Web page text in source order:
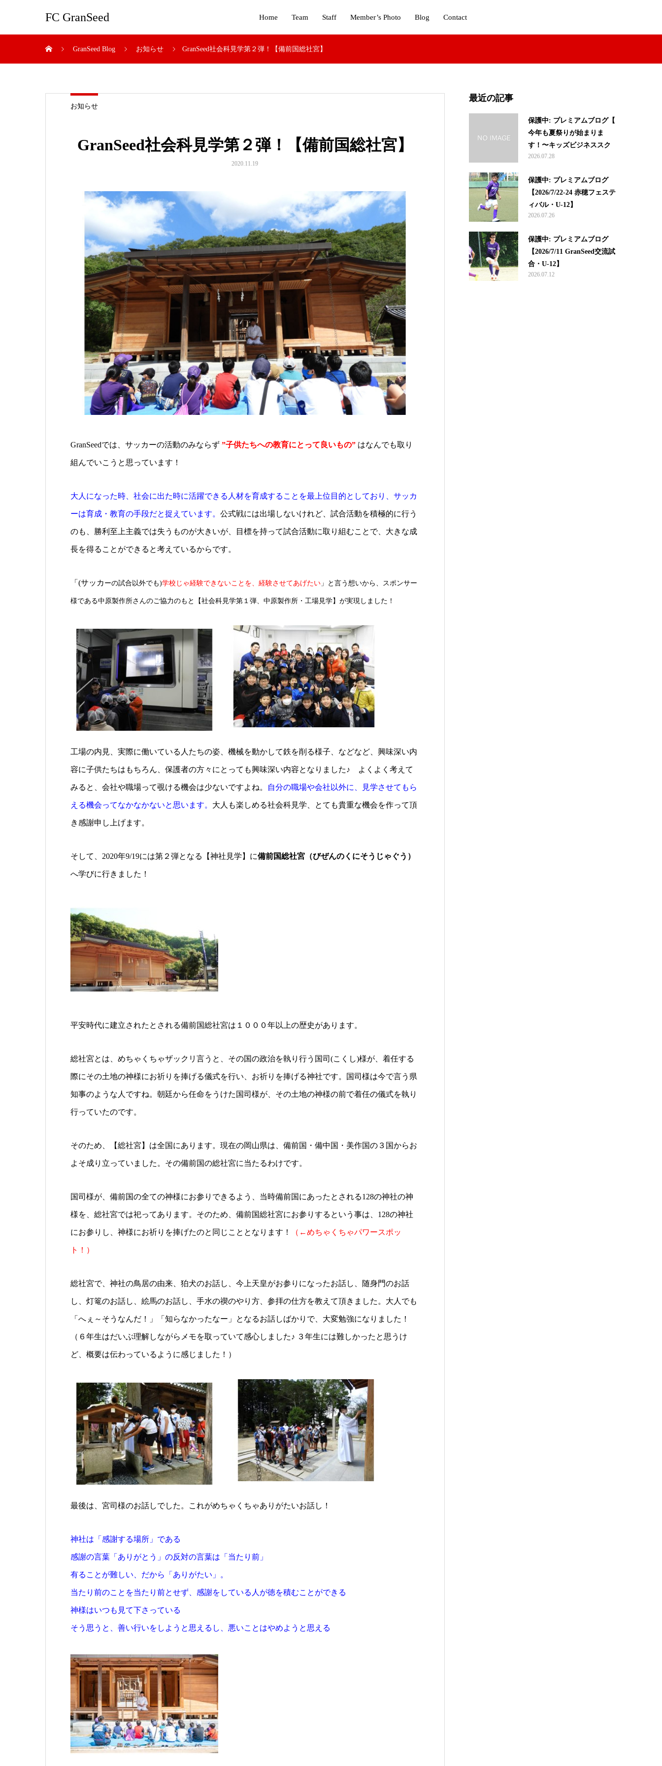
FC GranSeed Home Team Staff Member’s Photo Blog Contact
GranSeed Blog お知らせ GranSeed社会科見学第２弾！【備前国総社宮】
お知らせ
GranSeed社会科見学第２弾！【備前国総社宮】
2020.11.19
GranSeedでは、サッカーの活動のみならず ”子供たちへの教育にとって良いもの” はなんでも取り
組んでいこうと思っています！
大人になった時、社会に出た時に活躍できる人材を育成することを最上位目的としており、サッカ
ーは育成・教育の手段だと捉えています。 公式戦には出場しないけれど、試合活動を積極的に行う
のも、勝利至上主義では失うものが大きいが、目標を持って試合活動に取り組むことで、大きな成
長を得ることができると考えているからです。
「(サッカ ーの試合以外でも)学校じゃ経験できないことを、経験させてあげたい 」と言う想いから、スポンサー
様である中原製作所さんのご協力のもと【社会科見学第１弾、中原製作所・工場見学】が実現しました！
工場の内見、実際に働いている人たちの姿、機械を動かして鉄を削る様子、などなど、興味深い内
容に子供たちはもちろん、保護者の方々にとっても興味深い内容となりました♪ よくよく考えて
みると、会社や職場って覗ける機会は少ないですよね。 自分の職場や会社以外に、見学させてもら
える機会ってなかなかないと思います。 大人も楽しめる社会科見学、とても貴重な機会を作って頂
き感謝申し上げます。
そして、2020年9/19には第２弾となる【神社見学】に備前国総社宮（びぜんのくにそうじゃぐう）
へ学びに行きました！
平安時代に建立されたとされる備前国総社宮は１０００年以上の歴史があります。
総社宮とは、めちゃくちゃザックリ言うと、その国の政治を執り行う国司(こくし)様が、着任する
際にその土地の神様にお祈りを捧げる儀式を行い、お祈りを捧げる神社です。国司様は今で言う県
知事のような人ですね。朝廷から任命をうけた国司様が、その土地の神様の前で着任の儀式を執り
行っていたのです。
そのため、【総社宮】は全国にあります。現在の岡山県は、備前国・備中国・美作国の３国からお
よそ成り立っていました。その備前国の総社宮に当たるわけです。
国司様が、備前国の全ての神様にお参りできるよう、当時備前国にあったとされる128の神社の神
様を、総社宮では祀ってあります。そのため、備前国総社宮にお参りするという事は、128の神社
にお参りし、神様にお祈りを捧げたのと同じこととなります！ （←めちゃくちゃパワースポッ
ト！）
総社宮で、神社の鳥居の由来、狛犬のお話し、今上天皇がお参りになったお話し、随身門のお話
し、灯篭のお話し、絵馬のお話し、手水の禊のやり方、参拝の仕方を教えて頂きました。大人でも
「へぇ～そうなんだ！」「知らなかったなー」となるお話しばかりで、大変勉強になりました！
（６年生はだいぶ理解しながらメモを取っていて感心しました♪ ３年生には難しかったと思うけ
ど、概要は伝わっているように感じました！）
最後は、宮司様のお話しでした。これがめちゃくちゃありがたいお話し！
神社は「感謝する場所」である
感謝の言葉「ありがとう」の反対の言葉は「当たり前」
有ることが難しい、だから「ありがたい」。
当たり前のことを当たり前とせず、感謝をしている人が徳を積むことができる
神様はいつも見て下さっている
そう思うと、善い行いをしようと思えるし、悪いことはやめようと思える
最近の記事
保護中: プレミアムブログ【
今年も夏祭りが始まりま
す！〜キッズビジネススク...
2026.07.28
保護中: プレミアムブログ
【2026/7/22-24 赤穂フェステ
ィバル・U-12】
2026.07.26
保護中: プレミアムブログ
【2026/7/11 GranSeed交流試
合・U-12】
2026.07.12